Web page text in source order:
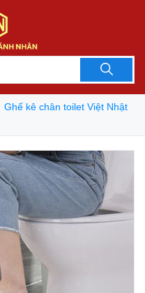
Ghế kê chân toilet Việt Nhật